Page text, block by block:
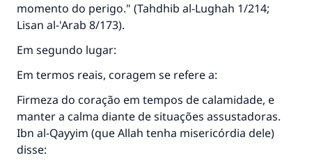
momento do perigo." (Tahdhib al-Lughah 1/214;
Lisan al-'Arab 8/173).
Em segundo lugar:
Em termos reais, coragem se refere a:
Firmeza do coração em tempos de calamidade, e
manter a calma diante de situações assustadoras.
Ibn al-Qayyim (que Allah tenha misericórdia dele)
disse: